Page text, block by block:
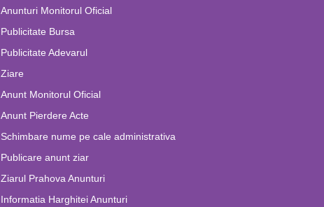
Anunturi Monitorul Oficial
Publicitate Bursa
Publicitate Adevarul
Ziare
Anunt Monitorul Oficial
Anunt Pierdere Acte
Schimbare nume pe cale administrativa
Publicare anunt ziar
Ziarul Prahova Anunturi
Informatia Harghitei Anunturi